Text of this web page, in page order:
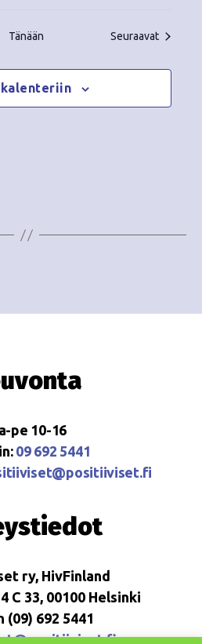
Tänään Seuraavat
pe 10-16
09 692 5441
ry, HivFinland
C 33, 00100 Helsinki
(09) 692 5441